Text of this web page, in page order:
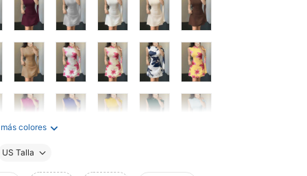
colores
US Talla